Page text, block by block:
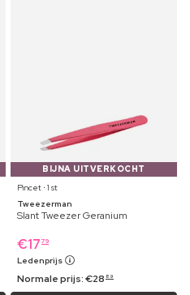
BIJNA UITVERKOCHT
Pincet ⋅ 1 st
Tweezerman
Slant Tweezer Geranium
€17 79
Ledenprijs
Normale prijs:€28 89